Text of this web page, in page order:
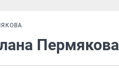
Пермякова